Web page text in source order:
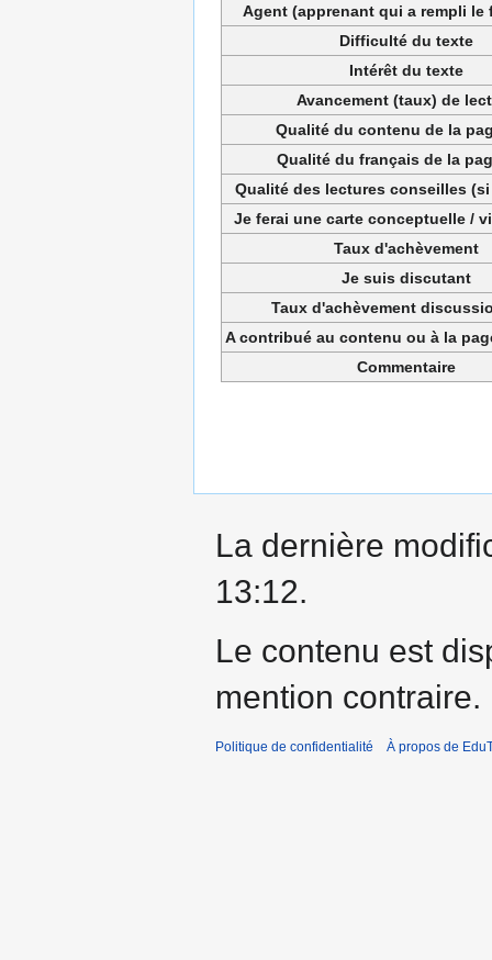
Agent (apprenant qui a rempli le
Difficulté du texte
Intérêt du texte
Avancement (taux) de
Qualité du contenu de la
Qualité du français de la
Qualité des lectures conseilles
Je ferai une carte conceptuelle /
Taux d'achèvement
Je suis discutant
Taux d'achèvement
A contribué au contenu ou à la
Commentaire
La dernière
13:12.
Le contenu est
mention contraire.
Politique de confidentialité À propos de